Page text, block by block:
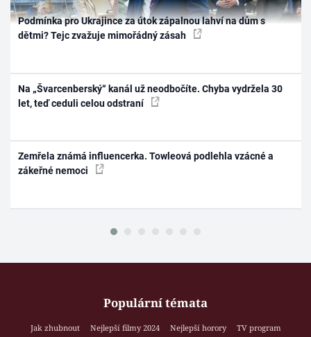
Podmínka pro Ukrajince za útok zápalnou lahví na dům s
dětmi? Tejc zvažuje mimořádný zásah
Na „Švarcenberský“ kanál už neodbočíte. Chyba vydržela 30
let, teď ceduli celou odstraní
Zemřela známá influencerka. Towleová podlehla vzácné a
zákeřné nemoci
Populární témata
Jak zhubnout Nejlepší filmy 2024 Nejlepší horory
TV program